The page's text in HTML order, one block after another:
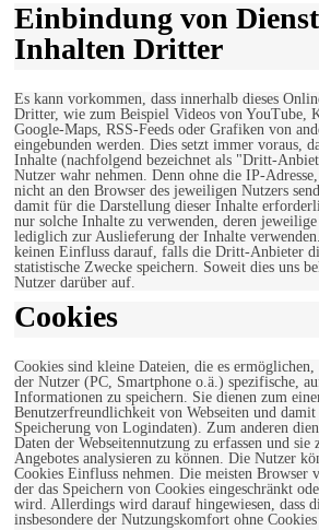
Einbindung von
Inhalten Dritter
Es kann vorkommen, dass innerhalb dieses
Dritter, wie zum Beispiel Videos von YouTube,
Google-Maps, RSS-Feeds oder Grafiken von
eingebunden werden. Dies setzt immer voraus,
Inhalte (nachfolgend bezeichnet als "Dritt-
Nutzer wahr nehmen. Denn ohne die IP-
nicht an den Browser des jeweiligen Nutzers
damit für die Darstellung dieser Inhalte
nur solche Inhalte zu verwenden, deren
lediglich zur Auslieferung der Inhalte
keinen Einfluss darauf, falls die Dritt-Anbieter
statistische Zwecke speichern. Soweit dies uns
Nutzer darüber auf.
Cookies
Cookies sind kleine Dateien, die es
der Nutzer (PC, Smartphone o.ä.) spezifische,
Informationen zu speichern. Sie dienen zum
Benutzerfreundlichkeit von Webseiten und
Speicherung von Logindaten). Zum anderen
Daten der Webseitennutzung zu erfassen und sie
Angebotes analysieren zu können. Die Nutzer
Cookies Einfluss nehmen. Die meisten Browser
der das Speichern von Cookies eingeschränkt
wird. Allerdings wird darauf hingewiesen, dass
insbesondere der Nutzungskomfort ohne